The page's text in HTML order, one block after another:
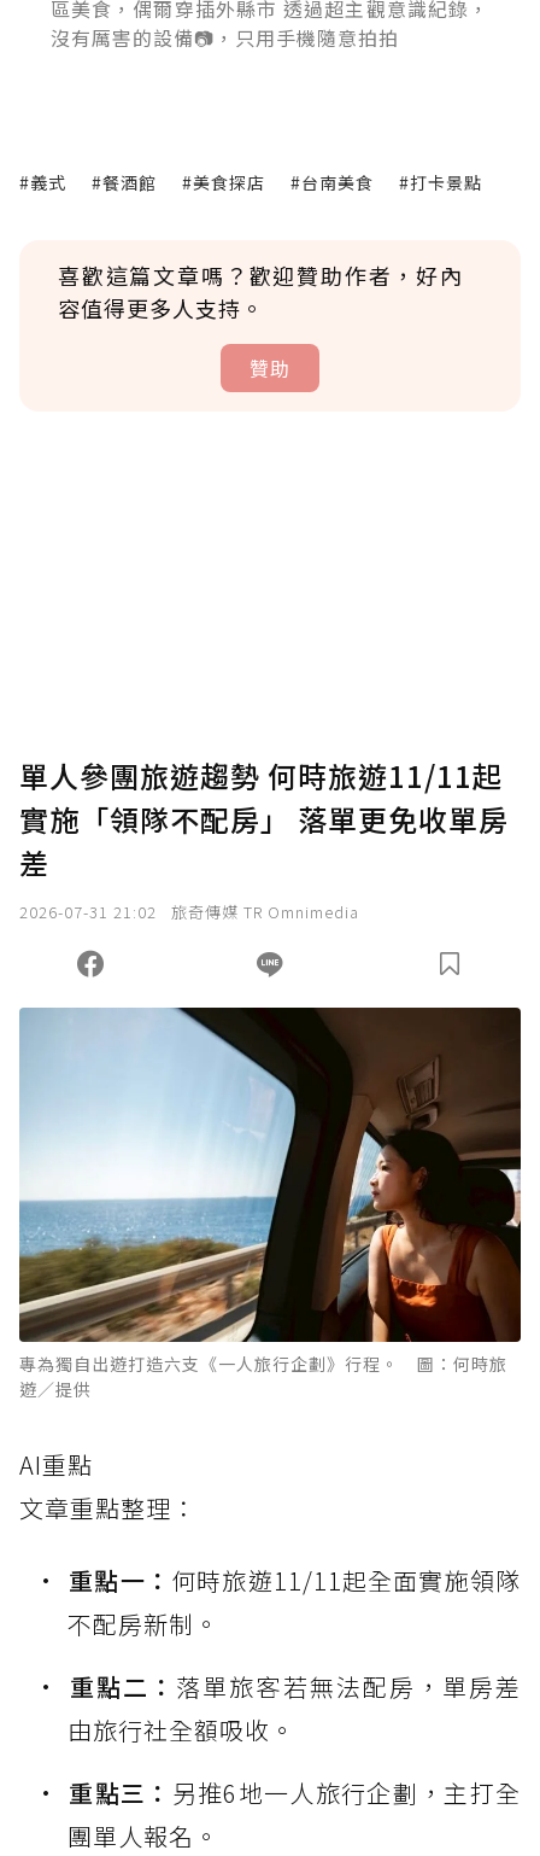
區美食，偶爾穿插外縣市 透過超主觀意識紀錄，
沒有厲害的設備📷，只用手機隨意拍拍
#義式 #餐酒館 #美食探店 #台南美食 #打卡景點
喜歡這篇文章嗎？歡迎贊助作者，好內
容值得更多人支持。
贊助
確認送出
您當前剩餘 U 利點數：0點；前往 購買點數
單人參團旅遊趨勢 何時旅遊11/11起
實施「領隊不配房」 落單更免收單房
差
2026-07-31 21:02 旅奇傳媒 TR Omnimedia
專為獨自出遊打造六支《一人旅行企劃》行程。 圖：何時旅
遊／提供
AI重點
文章重點整理：
重點一： 何時旅遊11/11起全面實施領隊
不配房新制。
重點二： 落單旅客若無法配房，單房差
由旅行社全額吸收。
重點三： 另推6地一人旅行企劃，主打全
團單人報名。